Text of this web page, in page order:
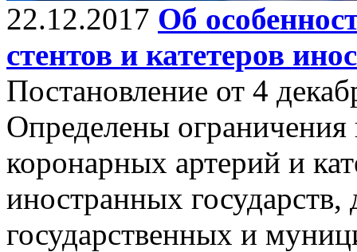
22.12.2017 Об
стентов и катетеров
Постановление от 4
Определены ограничения
коронарных артерий и
иностранных государств,
государственных и